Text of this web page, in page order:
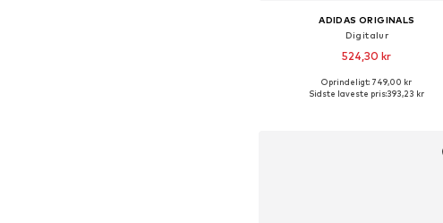
ADIDAS ORIGINALS
Digitalur
524,30 kr
Tilgængelige størrelser: One Size
Oprindeligt: 749,00 kr
Sidste laveste pris:393,23 kr